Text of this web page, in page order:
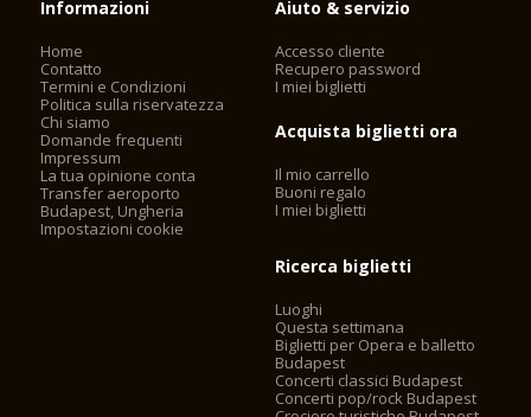
Informazioni
Home
Contatto
Termini e Condizioni
Politica sulla riservatezza
Chi siamo
Domande frequenti
Impressum
La tua opinione conta
Transfer aeroporto
Budapest, Ungheria
Impostazioni cookie
Aiuto & servizio
Accesso cliente
Recupero password
I miei biglietti
Acquista biglietti ora
Il mio carrello
Buoni regalo
I miei biglietti
Ricerca biglietti
Luoghi
Questa settimana
Biglietti per Opera e balletto
Budapest
Concerti classici Budapest
Concerti pop/rock Budapest